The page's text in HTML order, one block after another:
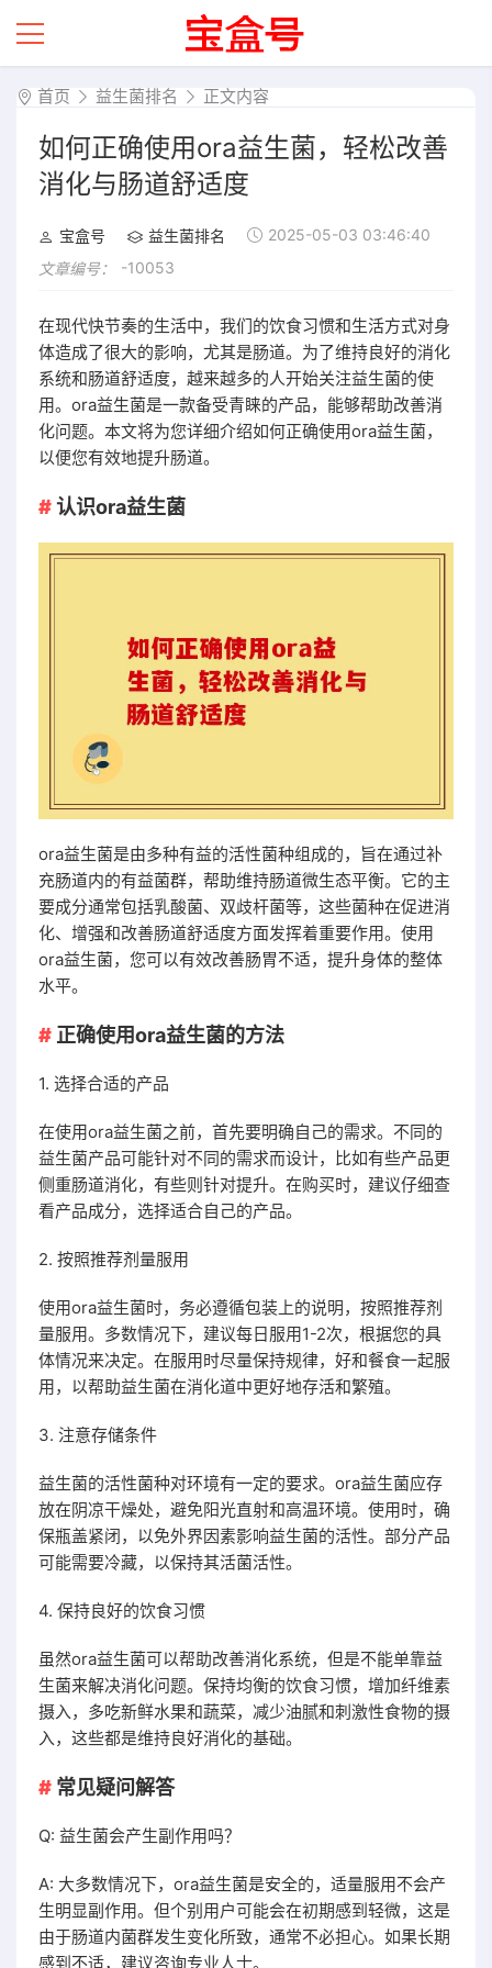
首页 益生菌排名 正文内容
如何正确使用ora益生菌，轻松改善
消化与肠道舒适度
宝盒号 益生菌排名
2025-05-03 03:46:40
文章编号：
-10053
在现代快节奏的生活中，我们的饮食习惯和生活方式对身
体造成了很大的影响，尤其是肠道。为了维持良好的消化
系统和肠道舒适度，越来越多的人开始关注益生菌的使
用。ora益生菌是一款备受青睐的产品，能够帮助改善消
化问题。本文将为您详细介绍如何正确使用ora益生菌，
以便您有效地提升肠道。
认识ora益生菌
ora益生菌是由多种有益的活性菌种组成的，旨在通过补
充肠道内的有益菌群，帮助维持肠道微生态平衡。它的主
要成分通常包括乳酸菌、双歧杆菌等，这些菌种在促进消
化、增强和改善肠道舒适度方面发挥着重要作用。使用
ora益生菌，您可以有效改善肠胃不适，提升身体的整体
水平。
正确使用ora益生菌的方法
1. 选择合适的产品
在使用ora益生菌之前，首先要明确自己的需求。不同的
益生菌产品可能针对不同的需求而设计，比如有些产品更
侧重肠道消化，有些则针对提升。在购买时，建议仔细查
看产品成分，选择适合自己的产品。
2. 按照推荐剂量服用
使用ora益生菌时，务必遵循包装上的说明，按照推荐剂
量服用。多数情况下，建议每日服用1-2次，根据您的具
体情况来决定。在服用时尽量保持规律，好和餐食一起服
用，以帮助益生菌在消化道中更好地存活和繁殖。
3. 注意存储条件
益生菌的活性菌种对环境有一定的要求。ora益生菌应存
放在阴凉干燥处，避免阳光直射和高温环境。使用时，确
保瓶盖紧闭，以免外界因素影响益生菌的活性。部分产品
可能需要冷藏，以保持其活菌活性。
4. 保持良好的饮食习惯
虽然ora益生菌可以帮助改善消化系统，但是不能单靠益
生菌来解决消化问题。保持均衡的饮食习惯，增加纤维素
摄入，多吃新鲜水果和蔬菜，减少油腻和刺激性食物的摄
入，这些都是维持良好消化的基础。
常见疑问解答
Q: 益生菌会产生副作用吗？
A: 大多数情况下，ora益生菌是安全的，适量服用不会产
生明显副作用。但个别用户可能会在初期感到轻微，这是
由于肠道内菌群发生变化所致，通常不必担心。如果长期
感到不适，建议咨询专业人士。